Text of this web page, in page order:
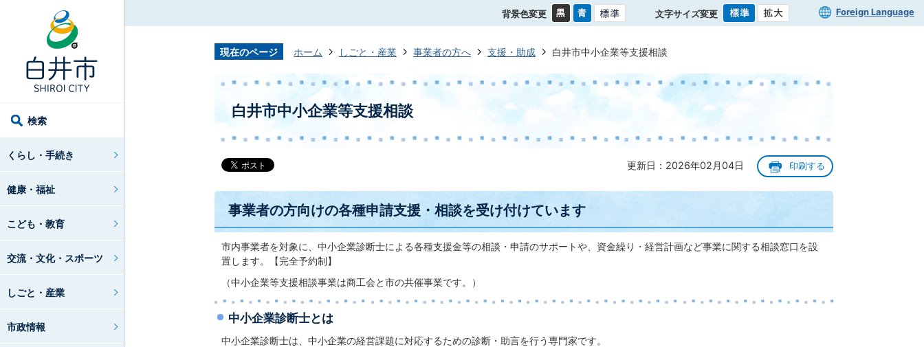
検索
くらし・手続き
健康・福祉
こども・教育
交流・文化・スポーツ
しごと・産業
市政情報
背景色変更 文字サイズ変更 Foreign Language
現在のページ ホーム しごと・産業 事業者の方へ 支援・助成 白井市中小企業等支援相談
白井市中小企業等支援相談
更新日：2026年02月04日 印刷する
事業者の方向けの各種申請支援・相談を受け付けています
市内事業者を対象に、中小企業診断士による各種支援金等の相談・申請のサポートや、資金繰り・経営計画など事業に関する相談窓口を設
置します。【完全予約制】
（中小企業等支援相談事業は商工会と市の共催事業です。）
中小企業診断士とは
中小企業診断士は、中小企業の経営課題に対応するための診断・助言を行う専門家です。